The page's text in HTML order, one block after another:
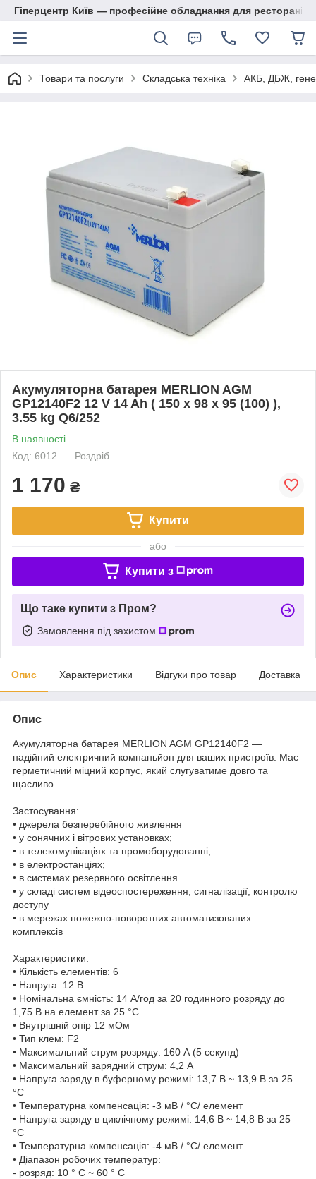
Гіперцентр Київ — професійне обладнання для ресторанів,
Товари та послуги Складська техніка АКБ, ДБЖ,
Акумуляторна батарея MERLION AGM
GP12140F2 12 V 14 Ah ( 150 x 98 x 95 (100) ),
3.55 kg Q6/252
В наявності
Код: 6012
Роздріб
1 170 ₴
Купити
або
Купити з
Що таке купити з Пром?
Замовлення під захистом
Опис Характеристики Відгуки про товар Доставка
Опис
Акумуляторна батарея MERLION AGM GP12140F2 —
надійний електричний компаньйон для ваших пристроїв. Має
герметичний міцний корпус, який слугуватиме довго та
щасливо.
Застосування:
• джерела безперебійного живлення
• у сонячних і вітрових установках;
• в телекомунікаціях та промоборудованні;
• в електростанціях;
• в системах резервного освітлення
• у складі систем відеоспостереження, сигналізації, контролю
доступу
• в мережах пожежно-поворотних автоматизованих
комплексів
Характеристики:
• Кількість елементів: 6
• Напруга: 12 В
• Номінальна ємність: 14 A/год за 20 годинного розряду до
1,75 В на елемент за 25 °C
• Внутрішній опір 12 мОм
• Тип клем: F2
• Максимальний струм розряду: 160 А (5 секунд)
• Максимальний зарядний струм: 4,2 A
• Напруга заряду в буферному режимі: 13,7 В ~ 13,9 В за 25
°C
• Температурна компенсація: -3 мВ / °C/ елемент
• Напруга заряду в циклічному режимі: 14,6 В ~ 14,8 В за 25
°C
• Температурна компенсація: -4 мВ / °C/ елемент
• Діапазон робочих температур:
- розряд: 10 ° C ~ 60 ° C